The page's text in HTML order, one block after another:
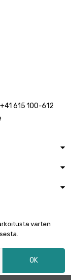
+41 615 100-612
varten
OK